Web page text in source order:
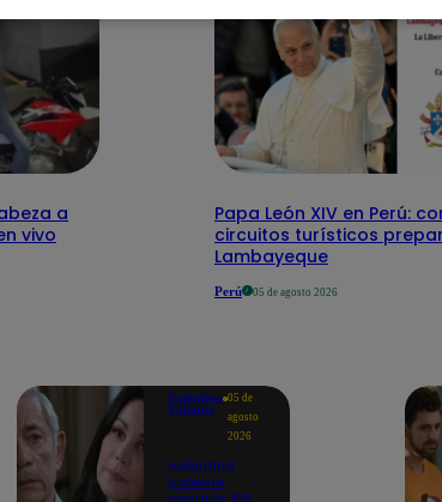
a
vivo
Papa León XIV en Perú:
circuitos turísticos
Lambayeque
Perú 05 de agosto 2026
Valentina
Valiente
05 de
agosto
2026
Valentina
Valiente